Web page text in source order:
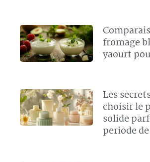
fromage
yaourt
Les
choisir le
solide
periode